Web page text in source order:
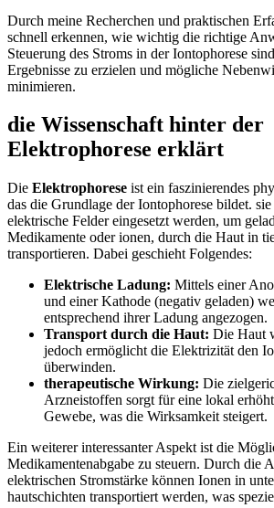
Durch meine Recherchen und praktischen
schnell ‌erkennen, wie ‍wichtig die richtige
⁢Steuerung des Stroms in⁤ der Iontophorese
Ergebnisse⁣ zu erzielen und mögliche
minimieren.
die⁤ Wissenschaft hinter der
Elektrophorese⁣ erklärt
Die Elektrophorese ist ein ⁢faszinierendes
das die Grundlage der Iontophorese bildet.
elektrische⁤ Felder‌ eingesetzt⁢ werden, um
Medikamente oder ionen, ⁤durch die Haut in
transportieren. Dabei geschieht Folgendes:
Elektrische Ladung: Mittels einer⁤
und einer Kathode‍ (negativ ‌geladen)
entsprechend ihrer Ladung angezogen.
Transport durch die Haut: Die Haut
jedoch ermöglicht die Elektrizität ⁢den
überwinden.
therapeutische Wirkung: Die
Arzneistoffen ⁤sorgt für‍ eine lokal
Gewebe,⁢ was ⁣die ‌Wirksamkeit ⁢steigert.
Ein weiterer ⁣interessanter Aspekt ist die
Medikamentenabgabe zu ⁣steuern. Durch⁣ die
⁢elektrischen⁢ Stromstärke können Ionen in
hautschichten transportiert werden, ⁢was